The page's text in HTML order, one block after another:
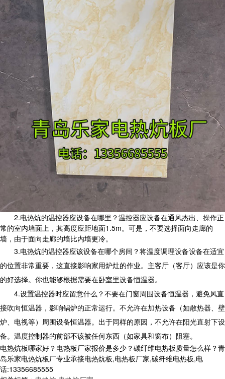
2.电热炕的温控器应设备在哪里？温控器应设备在通风杰出、操作正
常的室内墙面上，其高度应距地面1.5m。可是，不要选择面向走廊的
墙，由于面向走廊的墙比内墙更冷。
3.电热炕的温控器应该设备在哪个房间？将温度调理设备设备在适宜
的位置非常重要，这直接影响家用炉灶的作业。主客厅（客厅）应该是你
的好选择。你也能够根据需要在卧室里设备恒温器。
4.设置温控器时应留意什么？不要在门窗周围设备恒温器，避免风直
接吹向恒温器，影响锅炉的正常运行。不允许在加热设备（如散热器、壁
炉、电视等）周围设备恒温器。出于同样的原因，不允许在阳光直射下设
备。温度控制器的前部不该被任何东西（如家具和窗布）阻塞。
电热炕板哪家好？电热板厂家报价是多少？碳纤维电热板质量怎么样？青
岛乐家电热炕板厂专业承接电热炕板,电热板厂家,碳纤维电热板,电
话:13356685555